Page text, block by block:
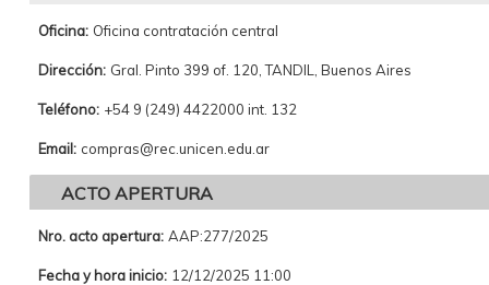
Oficina: Oficina contratación central
Dirección: Gral. Pinto 399 of. 120, TANDIL, Buenos Aires
Teléfono: +54 9 (249) 4422000 int. 132
Email: compras@rec.unicen.edu.ar
ACTO APERTURA
Nro. acto apertura: AAP:277/2025
Fecha y hora inicio: 12/12/2025 11:00